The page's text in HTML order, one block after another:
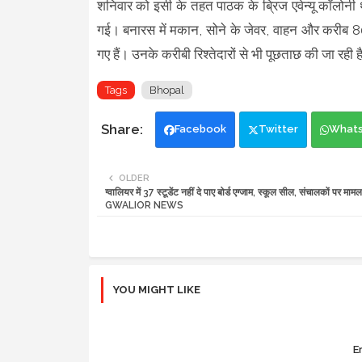
शनिवार को इसी के तहत पाठक के ब्रिज एवेन्यू
गई। बनारस में मकान, सोने के जेवर, वाहन और करीब
गए हैं। उनके करीबी रिश्तेदारों से भी पूछताछ की जा रही
Tags Bhopal
Facebook Twitter
OLDER
ग्वालियर में 37 स्टूडेंट नहीं दे पाए बोर्ड एग्जाम, स्कूल सील, संचालकों पर
GWALIOR NEWS
YOU MIGHT LIKE